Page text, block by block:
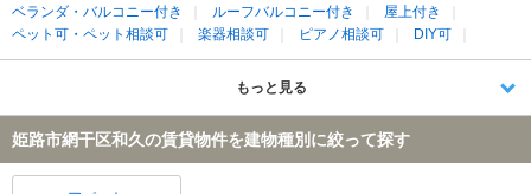
ベランダ・バルコニー付き
ルーフバルコニー付き
屋上付き
ペット可・ペット相談可
楽器相談可 ピアノ相談可 DIY可
もっと見る
姫路市網干区和久の賃貸物件を建物種別に絞って探す